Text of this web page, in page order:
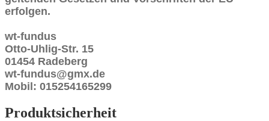
erfolgen.
wt-fundus
Otto-Uhlig-Str. 15
01454 Radeberg
wt-fundus@gmx.de
Mobil: 015254165299
Produktsicherheit